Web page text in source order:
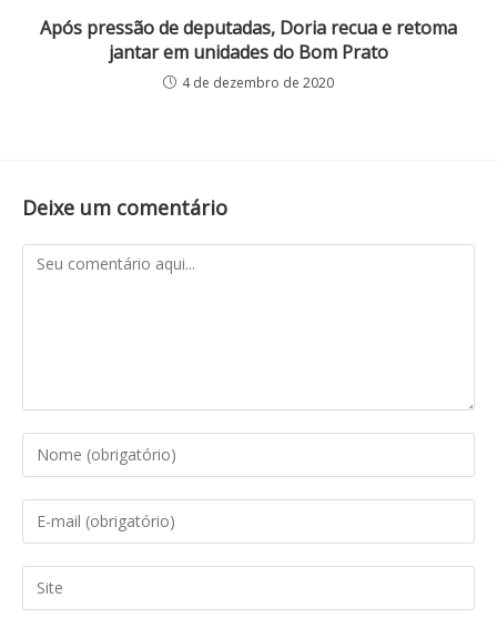
Após pressão de deputadas, Doria recua e retoma
jantar em unidades do Bom Prato
4 de dezembro de 2020
Deixe um comentário